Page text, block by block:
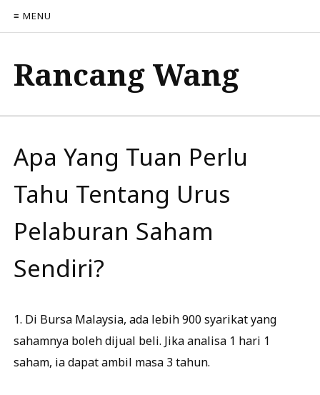
≡ MENU
Rancang Wang
Apa Yang Tuan Perlu
Tahu Tentang Urus
Pelaburan Saham
Sendiri?
1. Di Bursa Malaysia, ada lebih 900 syarikat yang
sahamnya boleh dijual beli. Jika analisa 1 hari 1
saham, ia dapat ambil masa 3 tahun.